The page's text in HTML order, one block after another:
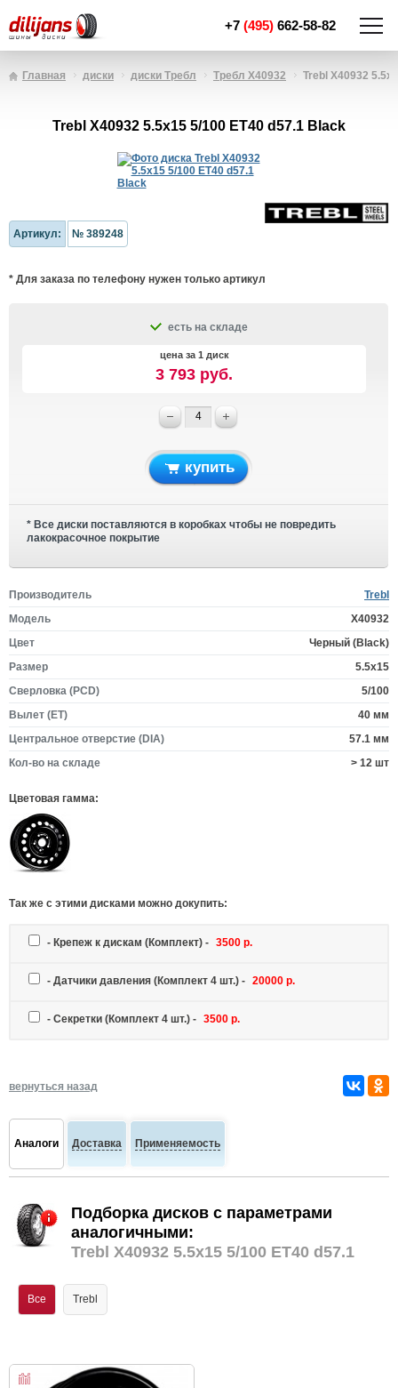
+7 (495) 662-58-82
Главная диски диски Требл Требл X40932 Trebl X40932
Trebl X40932 5.5x15 5/100 ET40 d57.1 Black
Артикул: № 389248
* Для заказа по телефону нужен только артикул
есть на складе
цена за 1 диск
3 793 руб.
купить
* Все диски поставляются в коробках чтобы не повредить
лакокрасочное покрытие
Производитель
Trebl
Модель
X40932
Цвет
Черный (Black)
Размер
5.5x15
Сверловка (PCD)
5/100
Вылет (ET)
40 мм
Центральное отверстие (DIA)
57.1 мм
Кол-во на складе
> 12 шт
Цветовая гамма:
Так же c этими дисками можно докупить:
- Крепеж к дискам (Комплект) - 3500 р.
- Датчики давления (Комплект 4 шт.) - 20000 р.
- Секретки (Комплект 4 шт.) - 3500 р.
вернуться назад
Аналоги Доставка Применяемость
Подборка дисков с параметрами
аналогичными:
Trebl X40932 5.5x15 5/100 ET40 d57.1
Все Trebl